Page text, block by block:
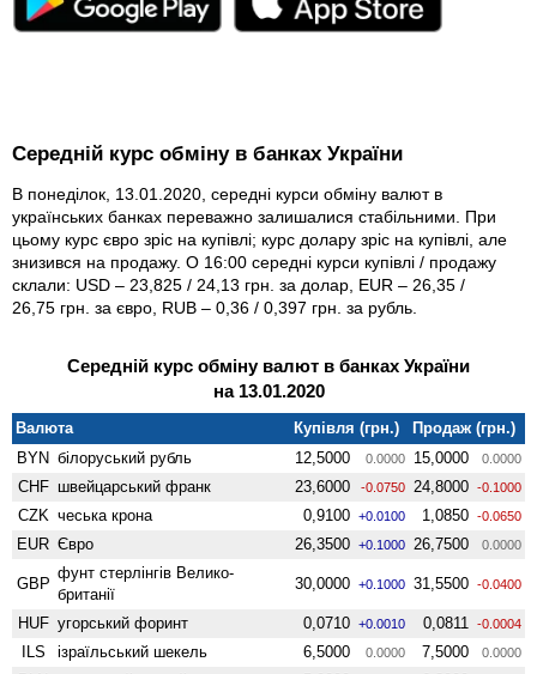
Середній курс обміну в банках України
В понеділок, 13.01.2020, середні курси обміну валют в
українських банках переважно залишалися стабільними. При
цьому курс євро зріс на купівлі; курс долару зріс на купівлі, але
знизився на продажу. О 16:00 середні курси купівлі / продажу
склали: USD – 23,825 / 24,13 грн. за долар, EUR – 26,35 /
26,75 грн. за євро, RUB – 0,36 / 0,397 грн. за рубль.
Середній курс обміну валют в банках України
на 13.01.2020
Валюта Купівля (грн.)
Продаж (грн.)
BYN білоруський рубль 12,5000 0.0000 15,0000 0.0000
CHF швейцарський франк 23,6000 -0.0750 24,8000 -0.1000
CZK чеська крона 0,9100 +0.0100 1,0850 -0.0650
EUR Євро 26,3500 +0.1000 26,7500 0.0000
GBP
фунт стерлінгів Велико­
британії
30,0000 +0.1000 31,5500 -0.0400
HUF угорський форинт 0,0710 +0.0010 0,0811 -0.0004
ILS ізраїльський шекель 6,5000 0.0000 7,5000 0.0000